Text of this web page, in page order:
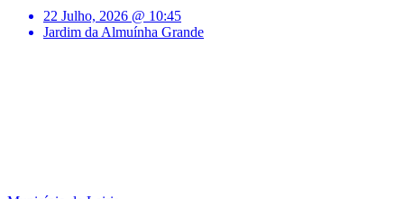
22 Julho, 2026 @ 10:45
Jardim da Almuínha Grande